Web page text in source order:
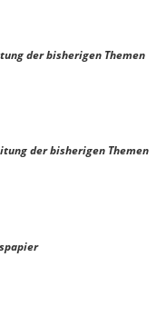
der bisherigen Themen
der bisherigen Themen